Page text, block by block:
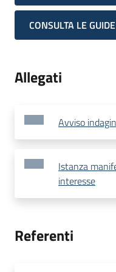
CONSULTA LE
Allegati
Avviso
Istanza
interesse
Referenti